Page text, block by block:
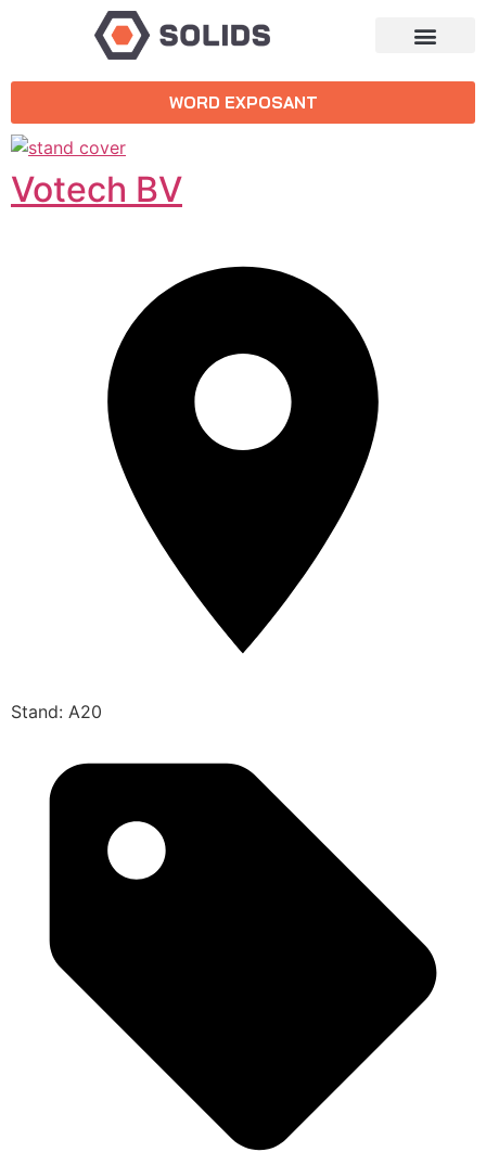
WORD EXPOSANT
Votech BV
Stand: A20